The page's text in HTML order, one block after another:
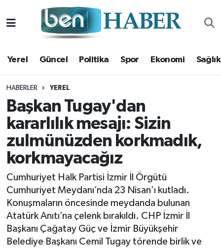
Yerel Güncel Politika Spor Ekonomi Sağlık
HABERLER YEREL
Başkan Tugay'dan
kararlılık mesajı: Sizin
zulmünüzden korkmadık,
korkmayacağız
Cumhuriyet Halk Partisi İzmir İl Örgütü
Cumhuriyet Meydanı’nda 23 Nisan’ı kutladı.
Konuşmaların öncesinde meydanda bulunan
Atatürk Anıtı’na çelenk bırakıldı. CHP İzmir İl
Başkanı Çağatay Güç ve İzmir Büyükşehir
Belediye Başkanı Cemil Tugay törende birlik ve
Yerel
Güncel
Politika
Spor
Ekonomi
Sağlık
Magazin
Kültür Sanat
Resmi Reklam
Hava Durumu
Trafik Durumu
Süper Lig Puan Durumu ve Fikstür
Tüm Manşetler
Son Dakika Haberleri
Haber Arşivi